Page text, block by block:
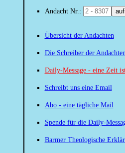
Andacht Nr.:
Übersicht der Andachten
Die Schreiber der
Daily-Message - eine Zeit
Schreibt uns eine Email
Abo - eine tägliche Mail
Spende für die Daily-
Barmer Theologische